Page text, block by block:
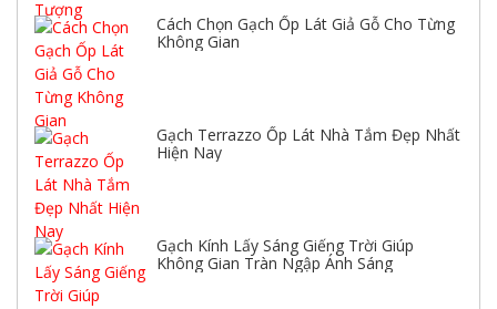
Cách Chọn Gạch Ốp Lát Giả Gỗ Cho Từng
Không Gian
Gạch Terrazzo Ốp Lát Nhà Tắm Đẹp Nhất
Hiện Nay
Gạch Kính Lấy Sáng Giếng Trời Giúp
Không Gian Tràn Ngập Ánh Sáng